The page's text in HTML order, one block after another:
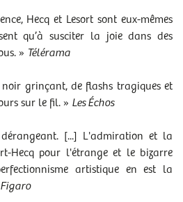
Hecq et Lesort sont eux-mêmes
qu’à susciter la joie dans des
» Télérama
grinçant, de flashs tragiques et
sur le fil. » Les Échos
[...] L'admiration et la
Hecq pour l'étrange et le bizarre
artistique en est la
Figaro